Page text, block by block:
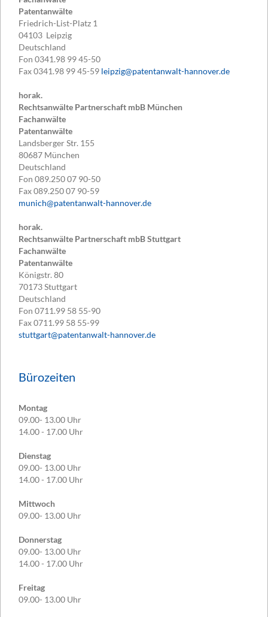
Patentanwälte
Friedrich-List-Platz 1
04103 Leipzig
Deutschland
Fon 0341.98 99 45-50
Fax0341.98 99 45-59 leipzig@patentanwalt-hannover.de
horak.
Rechtsanwälte Partnerschaft mbB München
Fachanwälte
Patentanwälte
Landsberger Str. 155
80687 München
Deutschland
Fon 089.250 07 90-50
Fax089.250 07 90-59
munich@patentanwalt-hannover.de
horak.
Rechtsanwälte Partnerschaft mbB Stuttgart
Fachanwälte
Patentanwälte
Königstr. 80
70173Stuttgart
Deutschland
Fon 0711.99 58 55-90
Fax0711.99 58 55-99
stuttgart@patentanwalt-hannover.de
Bürozeiten
Montag
09.00- 13.00 Uhr
14.00 - 17.00 Uhr
Dienstag
09.00- 13.00 Uhr
14.00 - 17.00 Uhr
Mittwoch
09.00- 13.00 Uhr
Donnerstag
09.00- 13.00 Uhr
14.00 - 17.00 Uhr
Freitag
09.00- 13.00 Uhr